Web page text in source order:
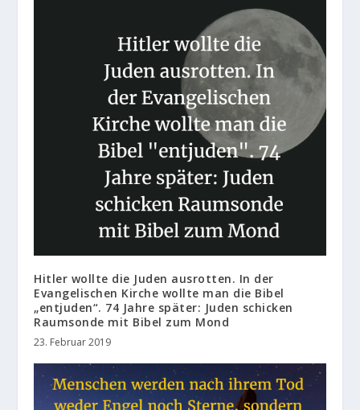
Hitler wollte die Juden ausrotten. In der
Evangelischen Kirche wollte man die Bibel
„entjuden“. 74 Jahre später: Juden schicken
Raumsonde mit Bibel zum Mond
23. Februar 2019